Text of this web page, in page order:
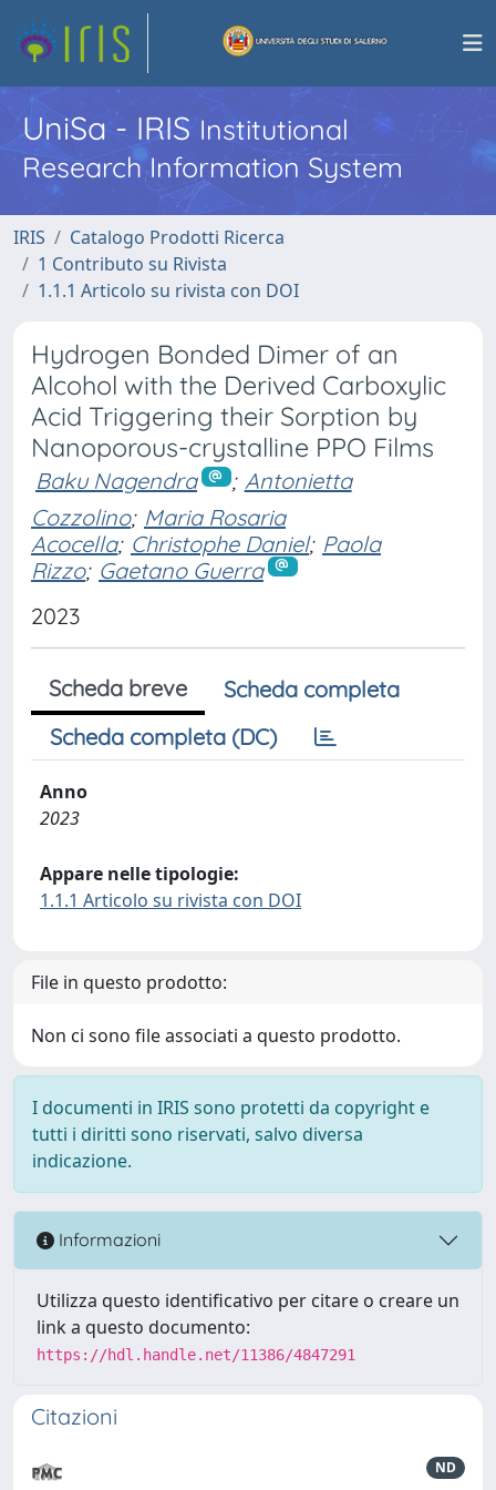
UniSa - IRISInstitutional
Research Information System
IRIS
Catalogo Prodotti Ricerca
1 Contributo su Rivista
1.1.1 Articolo su rivista con DOI
Hydrogen Bonded Dimer of an
Alcohol with the Derived Carboxylic
Acid Triggering their Sorption by
Nanoporous-crystalline PPO Films
Baku Nagendra ; Antonietta
Cozzolino; Maria Rosaria
Acocella; Christophe Daniel; Paola
Rizzo; Gaetano Guerra
2023
Scheda breve
Scheda completa
Scheda completa (DC)
Anno
2023
Appare nelle tipologie:
1.1.1 Articolo su rivista con DOI
File in questo prodotto:
Non ci sono file associati a questo prodotto.
I documenti in IRIS sono protetti da copyright e
tutti i diritti sono riservati, salvo diversa
indicazione.
Informazioni
Utilizza questo identificativo per citare o creare un
link a questo documento:
https://hdl.handle.net/11386/4847291
Citazioni
ND